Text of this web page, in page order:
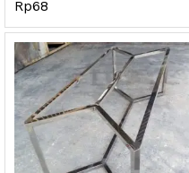
Rp68